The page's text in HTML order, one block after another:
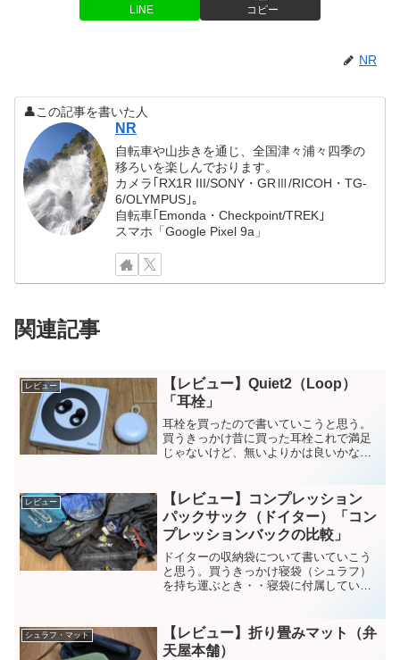
LINE コピー
NR
👤この記事を書いた人
NR
自転車や山歩きを通じ、全国津々浦々四季の
移ろいを楽しんでおります。
カメラ｢RX1R III/SONY・GRⅢ/RICOH・TG-
6/OLYMPUS｣。
自転車｢Emonda・Checkpoint/TREK｣
スマホ「Google Pixel 9a」
関連記事
レビュー
【レビュー】Quiet2（Loop）
「耳栓」
耳栓を買ったので書いていこうと思う。
買うきっかけ昔に買った耳栓これで満足
じゃないけど、無いよりかは良いかなっ
栓を見つけたので買ってみた。Loop（ル
ープ）2016年にベ...
レビュー
【レビュー】コンプレッション
パックサック（ドイター）「コン
プレッションバックの比較」
ドイターの収納袋について書いていこう
と思う。買うきっかけ寝袋（シュラフ）
を持ち運ぶとき・・寝袋に付属している
厳冬期用のシュラフなど容量が大きくな
ると、それなりに収納袋も大...
シュラフ・マット
【レビュー】折り畳みマット（弁
天屋本舗）